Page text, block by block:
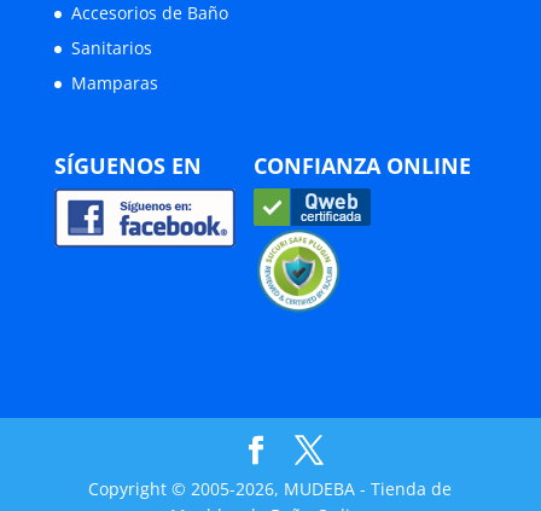
Accesorios de Baño
Sanitarios
Mamparas
SÍGUENOS EN CONFIANZA ONLINE
Copyright © 2005-2026, MUDEBA - Tienda de